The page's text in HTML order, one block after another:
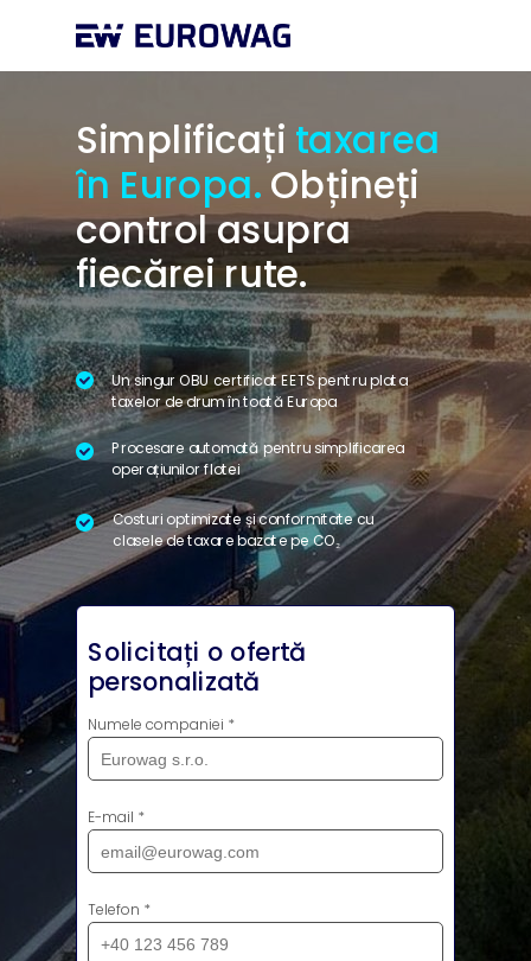
Simplificați taxarea
în Europa. Obțineți
control asupra
fiecărei rute.
Un singur OBU certificat EETS pentru plata
taxelor de drum în toată Europa
Procesare automată pentru simplificarea
operațiunilor flotei
Costuri optimizate și conformitate cu
clasele de taxare bazate pe CO₂
Numele companiei *
E-mail *
Telefon *
Solicitați o ofertă
personalizată